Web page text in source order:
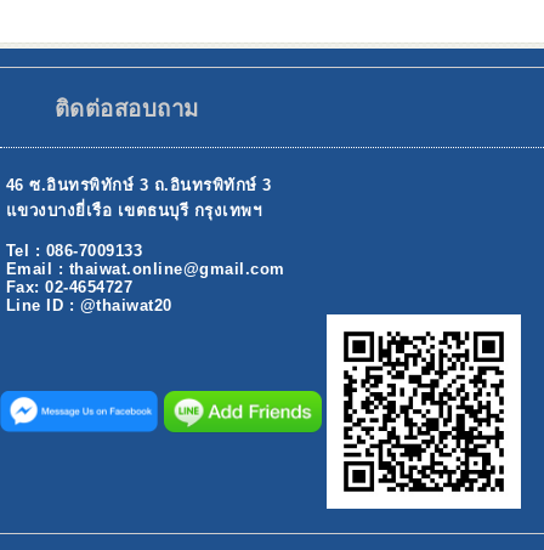
ติดต่อสอบถาม
46 ซ.อินทรพิทักษ์ 3 ถ.อินทรพิทักษ์ 3
แขวงบางยี่เรือ เขตธนบุรี กรุงเทพฯ
Tel : 086-7009133
Email : thaiwat.online@gmail.com
Fax: 02-4654727
Line ID : @thaiwat20